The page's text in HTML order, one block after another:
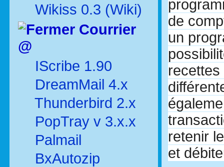
Wikiss 0.3 (Wiki)
Courrier
@
IScribe 1.90
DreamMail 4.x
Thunderbird 2.x
PopTray v 3.x.x
Palmail
BxAutozip
de
un
retenir
et